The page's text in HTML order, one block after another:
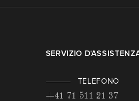
SERVIZIO
TELEFONO
+41 71 511 21 37